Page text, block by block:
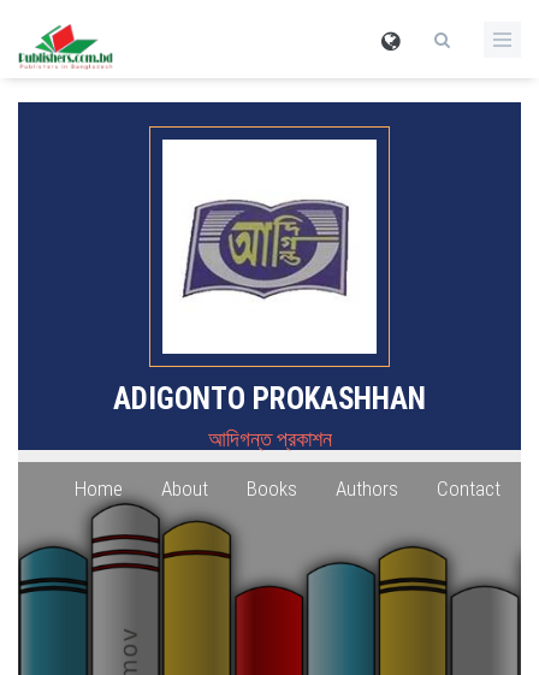
ADIGONTO PROKASHHAN
আদিগন্ত প্রকাশন
Home About Books Authors Contact